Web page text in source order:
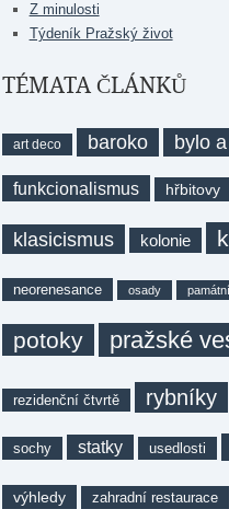
Z minulosti
Týdeník Pražský život
TÉMATA ČLÁNKŮ
art deco baroko bylo
funkcionalismus hřbitovy
klasicismus kolonie
neorenesance osady
potoky pražské
rezidenční čtvrtě rybníky
sochy statky usedlosti
výhledy zahradní restaurace